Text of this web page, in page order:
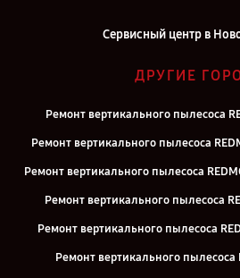
Сервисный центр в
ДРУГИЕ
Ремонт вертикального пылесоса
Ремонт вертикального пылесоса
Ремонт вертикального пылесоса
Ремонт вертикального пылесоса
Ремонт вертикального пылесоса
Ремонт вертикального пылесоса